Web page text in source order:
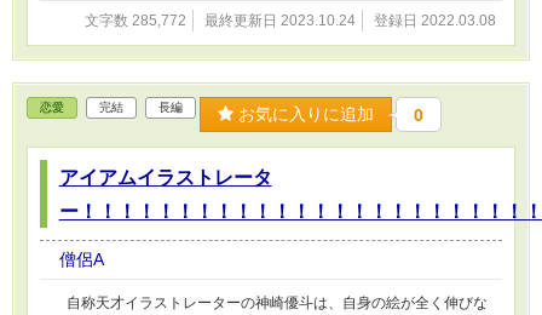
文字数 285,772 最終更新日 2023.10.24 登録日 2022.03.08
恋愛 完結 長編 お気に入りに追加 0
アイアムイラストレータ
ー！！！！！！！！！！！！！！！！！！！！！！！
僧侶A
自称天才イラストレーターの神崎優斗は、自身の絵が全く伸びな